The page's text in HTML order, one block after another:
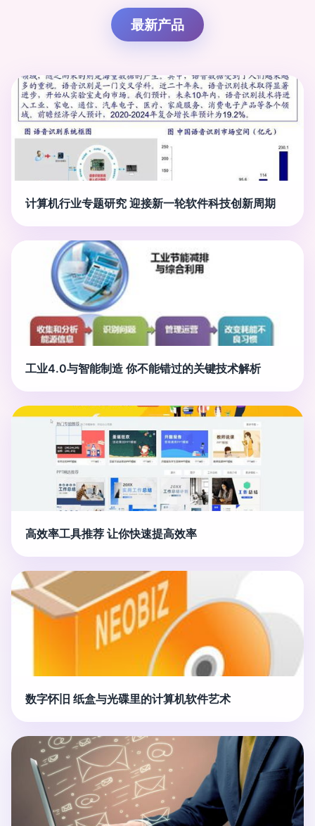
最新产品
计算机行业专题研究 迎接新一轮软件科技创新周期
工业4.0与智能制造 你不能错过的关键技术解析
高效率工具推荐 让你快速提高效率
数字怀旧 纸盒与光碟里的计算机软件艺术